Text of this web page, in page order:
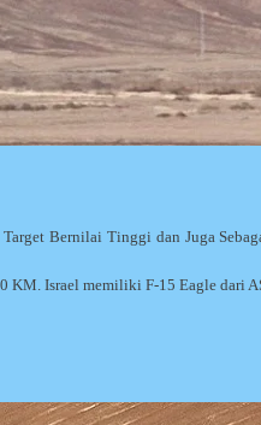
Target Bernilai Tinggi dan Juga
KM. Israel memiliki F-15 Eagle dari